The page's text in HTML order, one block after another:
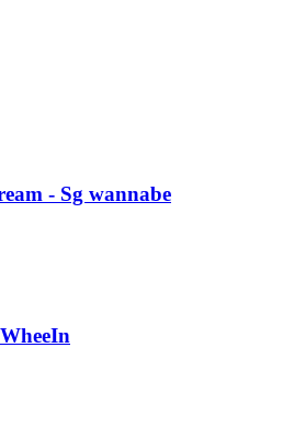
- Sg wannabe